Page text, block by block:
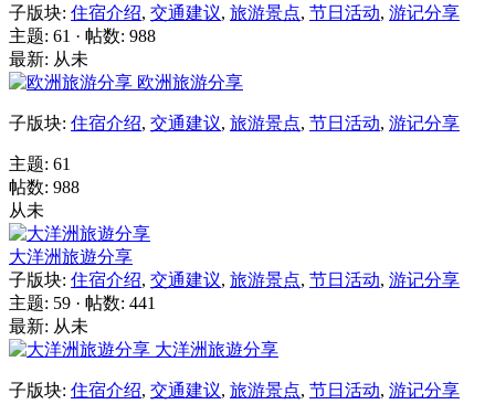
子版块: 住宿介绍, 交通建议, 旅游景点, 节日活动, 游记分享
主题: 61 · 帖数: 988
最新: 从未
欧洲旅游分享
子版块: 住宿介绍, 交通建议, 旅游景点, 节日活动, 游记分享
主题: 61
帖数: 988
从未
大洋洲旅遊分享
子版块: 住宿介绍, 交通建议, 旅游景点, 节日活动, 游记分享
主题: 59 · 帖数: 441
最新: 从未
大洋洲旅遊分享
子版块: 住宿介绍, 交通建议, 旅游景点, 节日活动, 游记分享